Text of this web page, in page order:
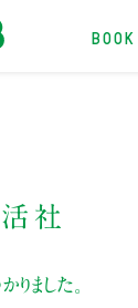
BOOK
社
ました。